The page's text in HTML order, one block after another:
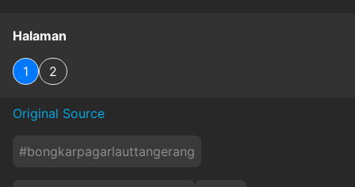
Halaman
1 2
Original Source
#bongkarpagarlauttangerang